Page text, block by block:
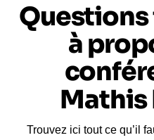
à
Mathis
Trouvez ici tout ce qu’il